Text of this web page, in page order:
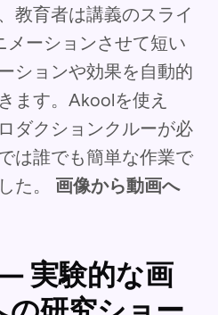
教育者は講義のスライ
メーションさせて短い
ションや効果を自動的
ます。Akoolを使え
ダクションクルーが必
は誰でも簡単な作業で
た。 画像から動画へ
実験的な画